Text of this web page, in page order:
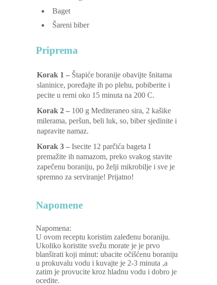
Baget
Šareni biber
Priprema
Korak 1 – Štapiće boranije obavijte šnitama
slaninice, poređajte ih po plehu, pobiberite i
pecite u rerni oko 15 minuta na 200 C.
Korak 2 – 100 g Mediteraneo sira, 2 kašike
milerama, peršun, beli luk, so, biber sjedinite i
napravite namaz.
Korak 3 – Isecite 12 parčića bageta I
premažite ih namazom, preko svakog stavite
zapečenu boraniju, po želji mikrobilje i sve je
spremno za serviranje! Prijatno!
Napomene
Napomena:
U ovom receptu koristim zaleđenu boraniju.
Ukoliko koristite svežu morate je je prvo
blanširati koji minut: ubacite očišćenu boraniju
u prokuvalu vodu i kuvajte je 2-3 minuta ,a
zatim je provucite kroz hladnu vodu i dobro je
ocedite.